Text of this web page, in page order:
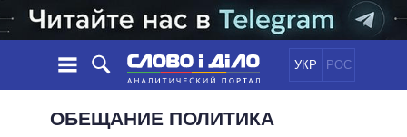
УКР РОС
НОВОСТИ
ОБЕЩАНИЕ ПОЛИТИКА